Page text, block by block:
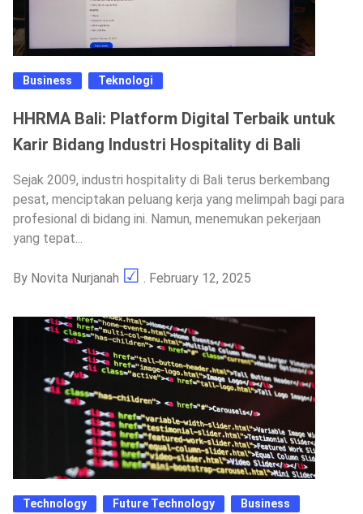
Business Teknologi
HHRMA Bali: Platform Digital Terbaik untuk
Karir Bidang Industri Hospitality di Bali
Sejak 2009, industri hospitality di Bali terus berkembang
pesat, menciptakan peluang kerja yang melimpah bagi para
profesional di bidang ini. Namun, menemukan pekerjaan
yang tepat...
By Novita Nurjanah . February 12, 2025
Technology Future Technology Business